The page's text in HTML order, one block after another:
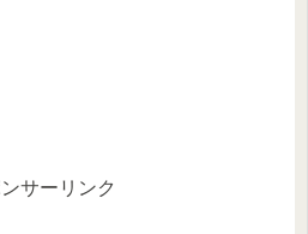
サーリンク